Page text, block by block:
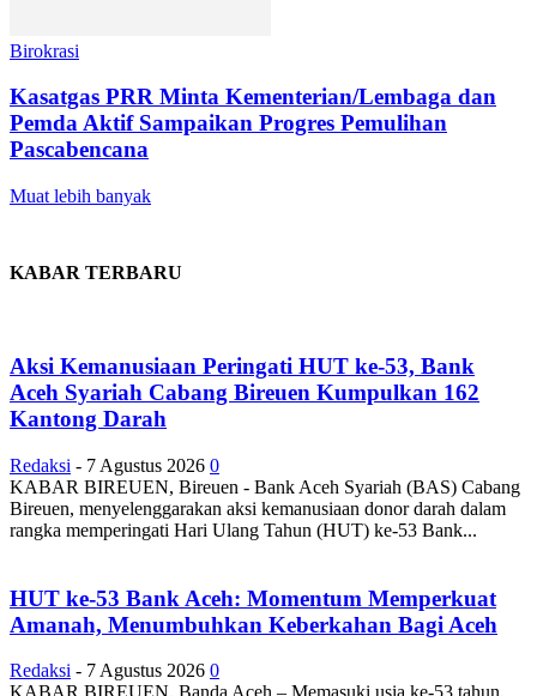
Birokrasi
Kasatgas PRR Minta Kementerian/Lembaga dan
Pemda Aktif Sampaikan Progres Pemulihan
Pascabencana
Muat lebih banyak
KABAR TERBARU
Aksi Kemanusiaan Peringati HUT ke-53, Bank
Aceh Syariah Cabang Bireuen Kumpulkan 162
Kantong Darah
Redaksi - 7 Agustus 2026 0
KABAR BIREUEN, Bireuen - Bank Aceh Syariah (BAS) Cabang
Bireuen, menyelenggarakan aksi kemanusiaan donor darah dalam
rangka memperingati Hari Ulang Tahun (HUT) ke-53 Bank...
HUT ke-53 Bank Aceh: Momentum Memperkuat
Amanah, Menumbuhkan Keberkahan Bagi Aceh
Redaksi - 7 Agustus 2026 0